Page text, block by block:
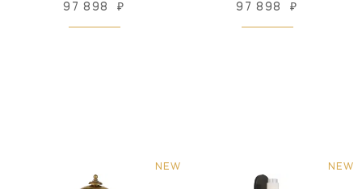
97 898 ₽ 97 898 ₽
NEW NEW